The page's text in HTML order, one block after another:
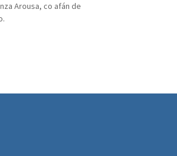
Arousa, co afán de